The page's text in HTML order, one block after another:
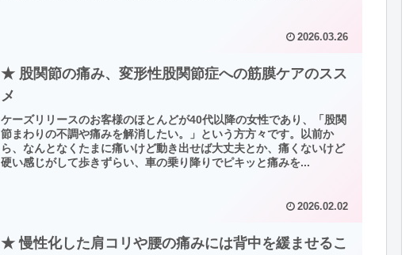
2026.03.26
★ 股関節の痛み、変形性股関節症への筋膜ケアのスス
メ
ケーズリリースのお客様のほとんどが40代以降の女性であり、「股関
節まわりの不調や痛みを解消したい。」という方方々です。以前か
ら、なんとなくたまに痛いけど動き出せば大丈夫とか、痛くないけど
硬い感じがして歩きずらい、車の乗り降りでピキッと痛みを...
2026.02.02
★ 慢性化した肩コリや腰の痛みには背中を緩ませるこ